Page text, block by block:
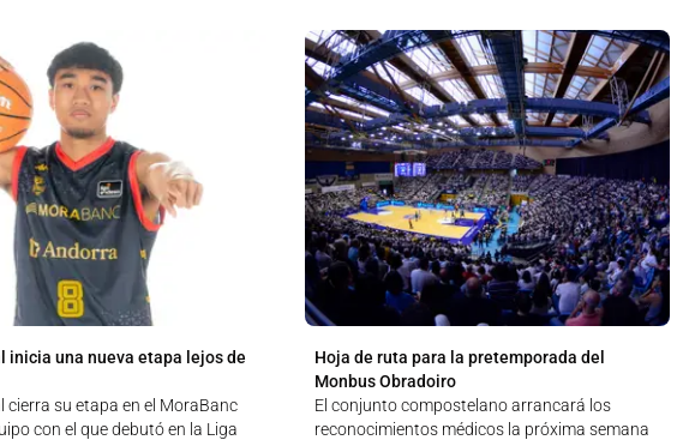
inicia una nueva etapa lejos de
cierra su etapa en el MoraBanc
con el que debutó en la Liga
Hoja de ruta para la pretemporada del
Monbus Obradoiro
El conjunto compostelano arrancará los
reconocimientos médicos la próxima semana